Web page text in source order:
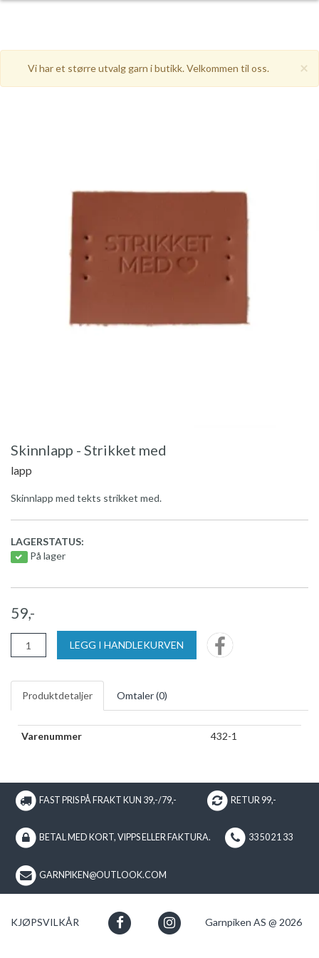
×
Vi har et større utvalg garn i butikk. Velkommen til oss.
Skinnlapp - Strikket med
lapp
Skinnlapp med tekts strikket med.
LAGERSTATUS:
På lager
59,-
LEGG I HANDLEKURVEN
Produktdetaljer Omtaler (0)
Varenummer 432-1
FAST PRIS PÅ FRAKT KUN 39,-/79,- RETUR 99,-
BETAL MED KORT, VIPPS ELLER FAKTURA. 33 50 21 33
GARNPIKEN@OUTLOOK.COM
KJØPSVILKÅR Garnpiken AS @ 2026